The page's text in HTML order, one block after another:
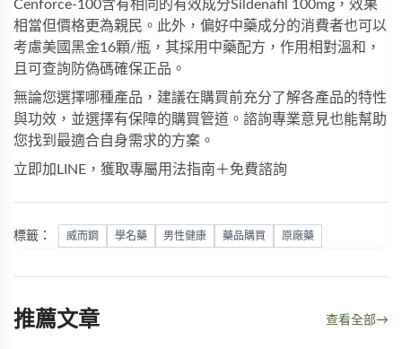
Cenforce-100含有相同的有效成分Sildenafil 100mg，效果
相當但價格更為親民。此外，偏好中藥成分的消費者也可以
考慮美國黑金16顆/瓶 ，其採用中藥配方，作用相對溫和，
且可查詢防偽碼確保正品。
無論您選擇哪種產品，建議在購買前充分了解各產品的特性
與功效，並選擇有保障的購買管道。諮詢專業意見也能幫助
您找到最適合自身需求的方案。
立即加LINE，獲取專屬用法指南＋免費諮詢
標籤： 威而鋼 學名藥 男性健康 藥品購買 原廠藥
推薦文章 查看全部→